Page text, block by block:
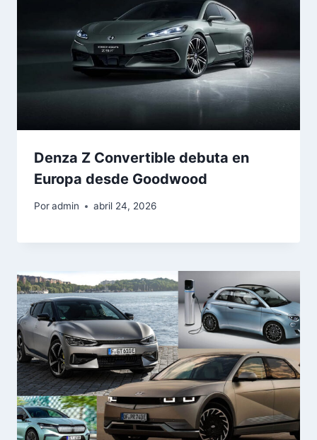
Denza Z Convertible debuta en
Europa desde Goodwood
Poradmin abril 24, 2026